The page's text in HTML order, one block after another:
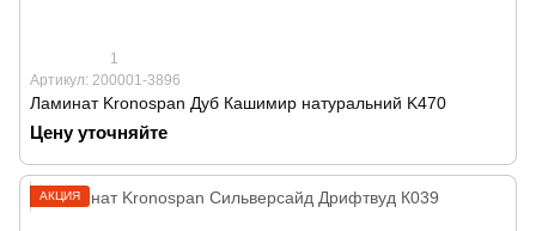
1
Артикул: 200001-3896
Ламинат Kronospan Дуб Кашимир натуральний K470
Цену уточняйте
АКЦИЯ